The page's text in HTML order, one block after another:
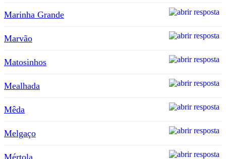
Marinha Grande
Marvão
Matosinhos
Mealhada
Mêda
Melgaço
Mértola